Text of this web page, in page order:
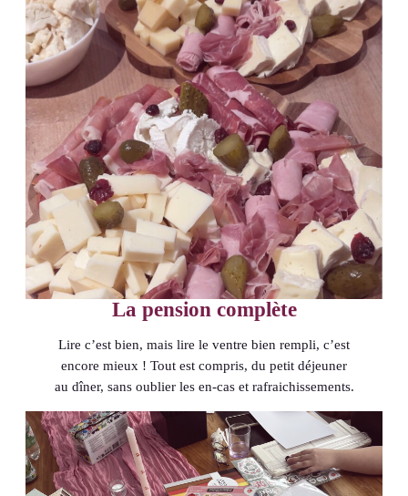
La pension complète
Lire c’est bien, mais lire le ventre bien rempli, c’est
encore mieux ! Tout est compris, du petit déjeuner
au dîner, sans oublier les en-cas et rafraichissements.